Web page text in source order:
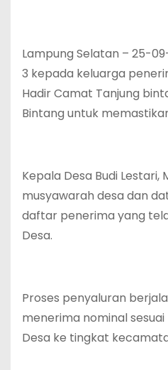
Lampung Selatan – 25-
3 kepada keluarga
Hadir Camat Tanjung
Bintang untuk
Kepala Desa Budi
musyawarah desa dan
daftar penerima yang
Desa.
Proses penyaluran
menerima nominal
Desa ke tingkat